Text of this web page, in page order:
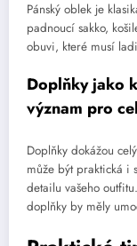
Pánský oblek je
padnoucí sakko,
obuvi, které musí
Doplňky jako
význam pro
Doplňky dokážou
může být praktická i
detailu vašeho
doplňky by měly